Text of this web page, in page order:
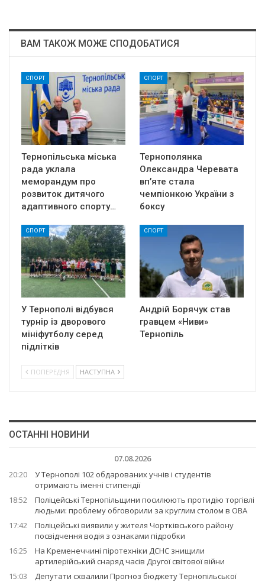
ВАМ ТАКОЖ МОЖЕ СПОДОБАТИСЯ
СПОРТ
Тернопільська міська
рада уклала
меморандум про
розвиток дитячого
адаптивного спорту…
СПОРТ
Тернополянка
Олександра Черевата
вп’яте стала
чемпіонкою України з
боксу
СПОРТ
У Тернополі відбувся
турнір із дворового
мініфутболу серед
підлітків
СПОРТ
Андрій Борячук став
гравцем «Ниви»
Тернопіль
ПОПЕРЕДНЯ НАСТУПНА
ОСТАННІ НОВИНИ
07.08.2026
20:20
У Тернополі 102 обдарованих учнів і студентів
отримають іменні стипендії
18:52
Поліцейські Тернопільщини посилюють протидію торгівлі
людьми: проблему обговорили за круглим столом в ОВА
17:42
Поліцейські виявили у жителя Чортківського району
посвідчення водія з ознаками підробки
16:25
На Кременеччині піротехніки ДСНС знищили
артилерійський снаряд часів Другої світової війни
15:03
Депутати схвалили Прогноз бюджету Тернопільської